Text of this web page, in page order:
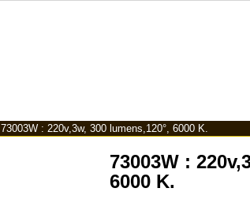
73003W : 220v,3w, 300 lumens,120°, 6000 K.
73003W :
6000 K.